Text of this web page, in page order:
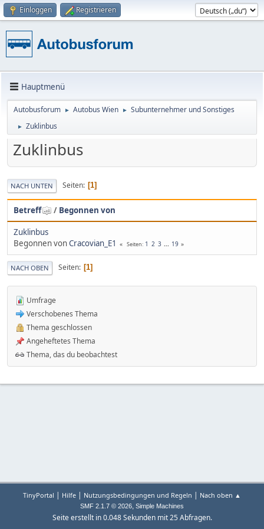
Einloggen Registrieren
Hauptmenü
Autobusforum ► Autobus Wien ► Subunternehmer und Sonstiges
► Zuklinbus
Zuklinbus
NACH UNTEN Seiten 1
Betreff / Begonnen von
Zuklinbus
Begonnen vonCracovian_E1 Seiten 1 2 3 ... 19
NACH OBEN Seiten 1
Umfrage
Verschobenes Thema
Thema geschlossen
Angeheftetes Thema
Thema, das du beobachtest
TinyPortal | Hilfe | Nutzungsbedingungen und Regeln | Nach oben ▲
SMF 2.1.7 © 2026, Simple Machines
Seite erstellt in 0.048 Sekunden mit 25 Abfragen.